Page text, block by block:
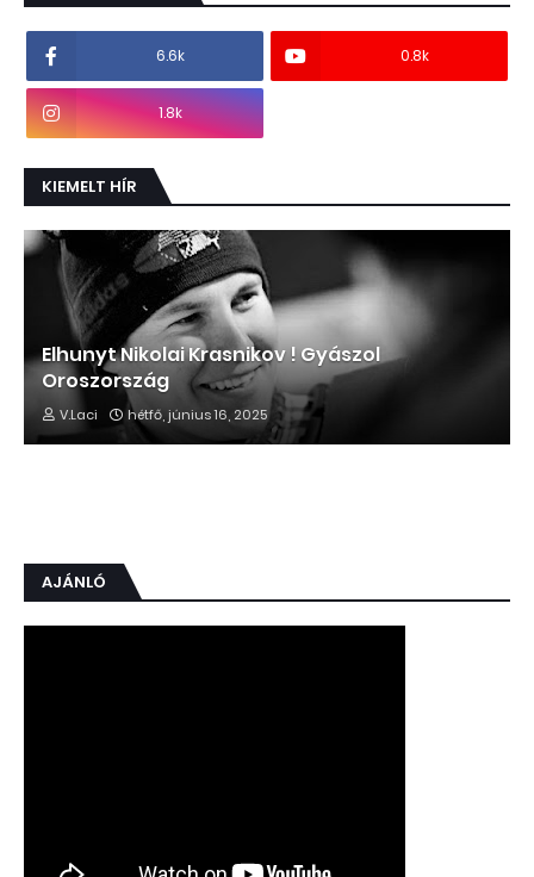
6.6k 0.8k
1.8k
KIEMELT HÍR
Elhunyt Nikolai Krasnikov ! Gyászol
Oroszország
V.Laci hétfő, június 16, 2025
AJÁNLÓ